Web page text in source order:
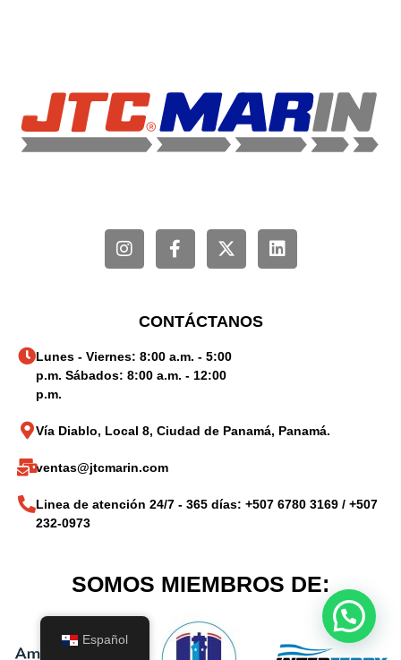
CONTÁCTANOS
Lunes - Viernes: 8:00 a.m. - 5:00
p.m. Sábados: 8:00 a.m. - 12:00
p.m.
Vía Diablo, Local 8, Ciudad de Panamá, Panamá.
ventas@jtcmarin.com
Linea de atención 24/7 - 365 días: +507 6780 3169 / +507
232-0973
SOMOS MIEMBROS DE:
Español